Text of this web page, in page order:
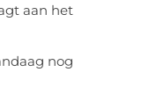
aan het
nog